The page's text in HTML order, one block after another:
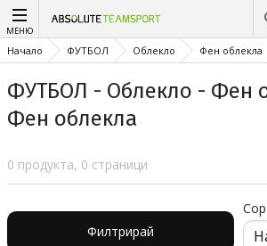
МЕНЮ
Начало ФУТБОЛ Облекло Фен облекла
ФУТБОЛ - Облекло - Фен
Фен облекла
0 продукта, 0 страници
Филтрирай